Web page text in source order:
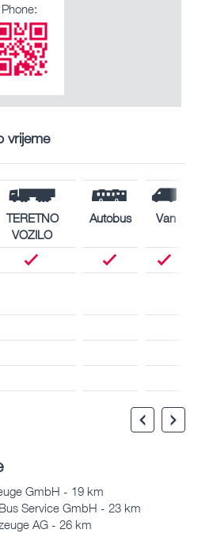
vrijeme
TERETNO
VOZILO
Autobus Van
GmbH - 19 km
Service GmbH - 23 km
AG - 26 km